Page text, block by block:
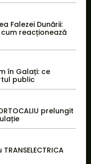
Falezei Dunării:
reacționează
în Galați: ce
public
prelungit